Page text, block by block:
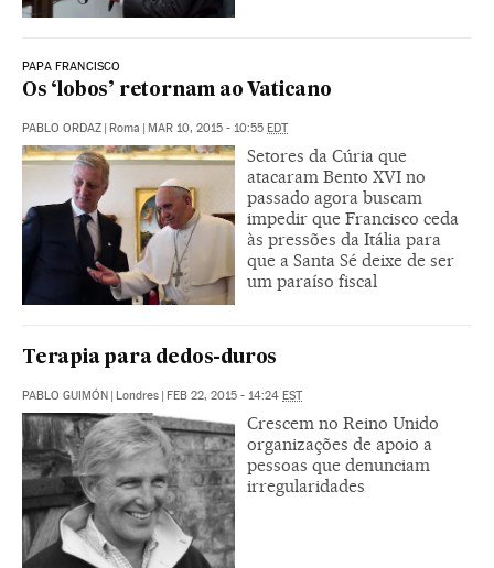
PAPA FRANCISCO
Os ‘lobos’ retornam ao Vaticano
PABLO ORDAZ Roma MAR 10, 2015 - 10:55 EDT
Setores da Cúria que
atacaram Bento XVI no
passado agora buscam
impedir que Francisco ceda
às pressões da Itália para
que a Santa Sé deixe de ser
um paraíso fiscal
Terapia para dedos-duros
PABLO GUIMÓN Londres FEB 22, 2015 - 14:24 EST
Crescem no Reino Unido
organizações de apoio a
pessoas que denunciam
irregularidades